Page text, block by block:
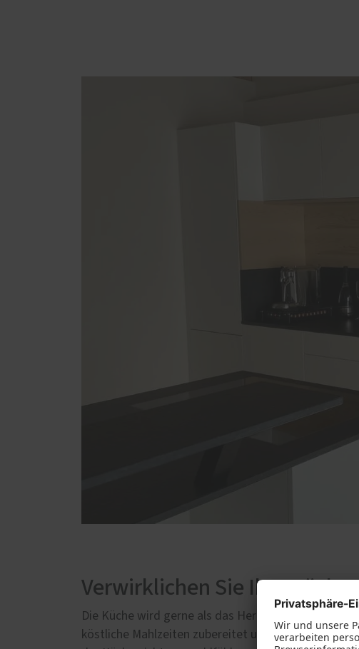
Verwirklichen Sie Ihre
Die Küche wird gerne als das Herzstück der
köstliche Mahlzeiten zubereitet und gelegentlich